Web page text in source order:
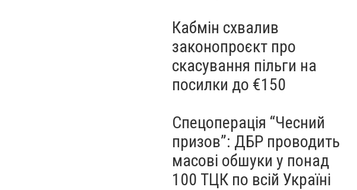
Кабмін схвалив
законопроєкт про
скасування пільги на
посилки до €150
Спецоперація “Чесний
призов”: ДБР проводить
масові обшуки у понад
100 ТЦК по всій Україні